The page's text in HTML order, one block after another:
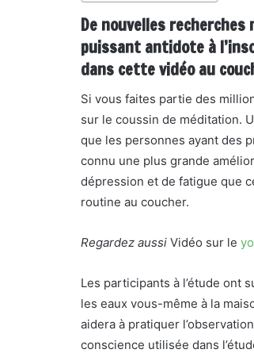
De nouvelles
puissant antidote à
dans cette vidéo au
Si vous faites partie des
sur le coussin de méditation.
que les personnes ayant des
connu une plus grande
dépression et de fatigue que
routine au coucher.
Regardez aussi Vidéo sur le
Les participants à l’étude ont
les eaux vous-même à la
aidera à pratiquer
conscience utilisée dans